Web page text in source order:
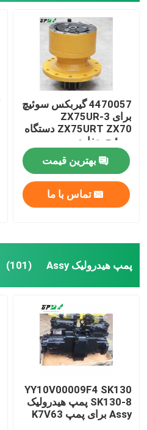
4470057 گیربکس سوئیچ
برای ZX75UR-3
ZX75URT ZX70 دستگاه
سوئیچ حفاری
بهترین قیمت
تماس با ما
پمپ هیدرولیک Assy (101)
YY10V00009F4 SK130
SK130-8 پمپ هیدرولیک
Assy برای پمپ K7V63